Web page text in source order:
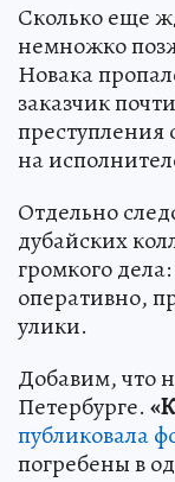
Сколько еще
немножко
Новака
заказчик
преступления
на
Отдельно
дубайских
громкого
оперативно,
улики.
Добавим, что
Петербурге.
публиковала
погребены в